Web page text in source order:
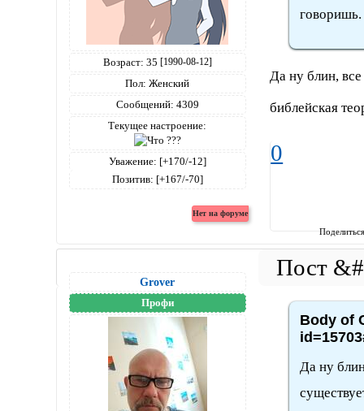
Возраст: 35 [1990-08-12]
Пол: Женский
Сообщений: 4309
Текущее настроение:
Уважение: [+170/-12]
Позитив: [+167/-70]
говоришь.
Да ну блин,
библейская
0
Grover
Профи
Body of
Да ну